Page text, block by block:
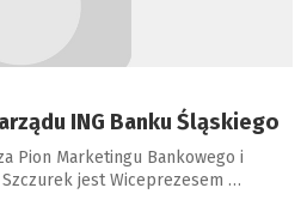
ING Banku Śląskiego
Pion Marketingu Bankowego i
Szczurek jest Wiceprezesem …